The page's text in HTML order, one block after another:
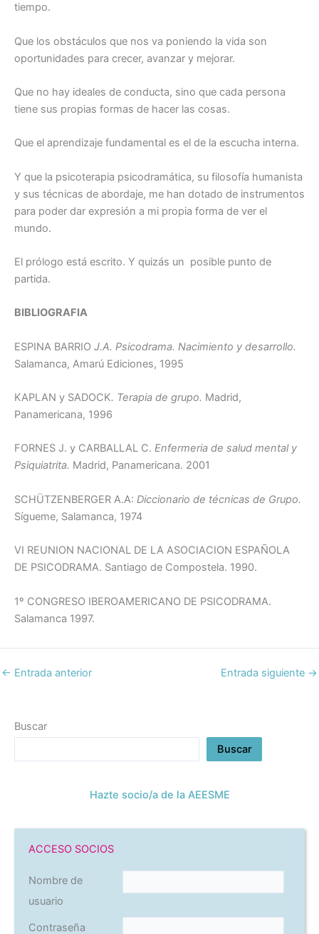
tiempo.
Que los obstáculos que nos va poniendo la vida son
oportunidades para crecer, avanzar y mejorar.
Que no hay ideales de conducta, sino que cada persona
tiene sus propias formas de hacer las cosas.
Que el aprendizaje fundamental es el de la escucha interna.
Y que la psicoterapia psicodramática, su filosofía humanista
y sus técnicas de abordaje, me han dotado de instrumentos
para poder dar expresión a mi propia forma de ver el
mundo.
El prólogo está escrito. Y quizás un posible punto de
partida.
BIBLIOGRAFIA
ESPINA BARRIO J.A. Psicodrama. Nacimiento y desarrollo.
Salamanca, Amarú Ediciones, 1995
KAPLAN y SADOCK. Terapia de grupo. Madrid,
Panamericana, 1996
FORNES J. y CARBALLAL C. Enfermeria de salud mental y
Psiquiatrita. Madrid, Panamericana. 2001
SCHÜTZENBERGER A.A: Diccionario de técnicas de Grupo.
Sígueme, Salamanca, 1974
VI REUNION NACIONAL DE LA ASOCIACION ESPAÑOLA
DE PSICODRAMA. Santiago de Compostela. 1990.
1º CONGRESO IBEROAMERICANO DE PSICODRAMA.
Salamanca 1997.
← Entrada anterior Entrada siguiente →
Buscar
Buscar
Hazte socio/a de la AEESME
ACCESO SOCIOS
Nombre de
usuario
Contraseña